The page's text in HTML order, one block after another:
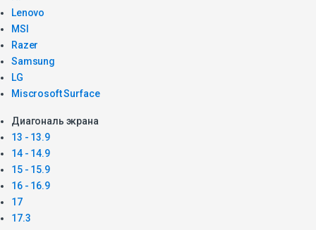
Lenovo
MSI
Razer
Samsung
LG
Miscrosoft Surface
Диагональ экрана
13 - 13.9
14 - 14.9
15 - 15.9
16 - 16.9
17
17.3